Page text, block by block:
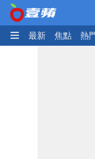
最新 焦點 熱